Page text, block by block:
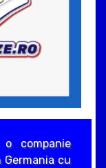
companie
cu